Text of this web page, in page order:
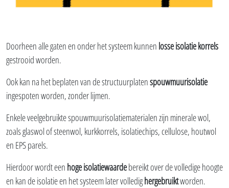
Doorheen alle gaten en onder het systeem kunnen losse isolatie korrels
gestrooid worden.
Ook kan na het beplaten van de structuurplatenspouwmuurisolatie
ingespoten worden, zonder lijmen.
Enkele veelgebruikte spouwmuurisolatiematerialen zijn minerale wol,
zoals glaswol of steenwol, kurkkorrels, isolatiechips, cellulose, houtwol
en EPS parels.
Hierdoor wordt een hoge isolatiewaardebereikt over de volledige hoogte
en kan de isolatie en het systeem later volledighergebruiktworden.